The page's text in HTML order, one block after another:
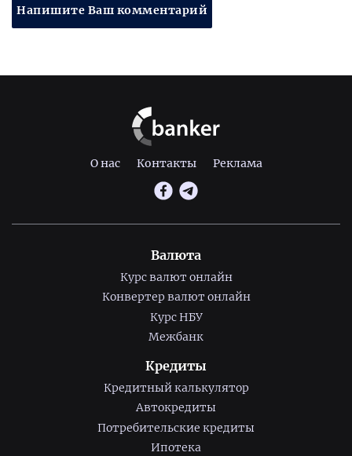
Напишите Ваш комментарий
О нас Контакты Реклама
Валюта
Курс валют онлайн
Конвертер валют онлайн
Курс НБУ
Межбанк
Кредиты
Кредитный калькулятор
Автокредиты
Потребительские кредиты
Ипотека